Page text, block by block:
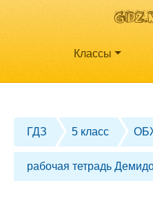
Классы
ГДЗ 5 класс
рабочая тетрадь